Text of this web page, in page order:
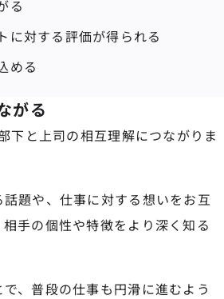
る
に対する評価が得られる
める
がる
下と上司の相互理解につながりま
題や、仕事に対する想いをお互
手の個性や特徴をより深く知る
、普段の仕事も円滑に進むよう